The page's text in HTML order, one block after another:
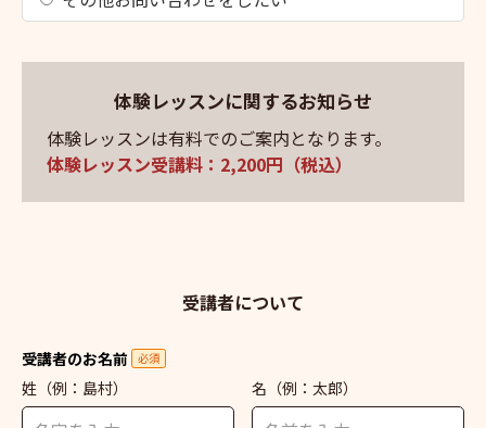
体験レッスンに関するお知らせ
体験レッスンは有料でのご案内となります。
体験レッスン受講料：2,200円（税込）
受講者について
受講者のお名前 必須
姓 （例：島村） 名 （例：太郎）